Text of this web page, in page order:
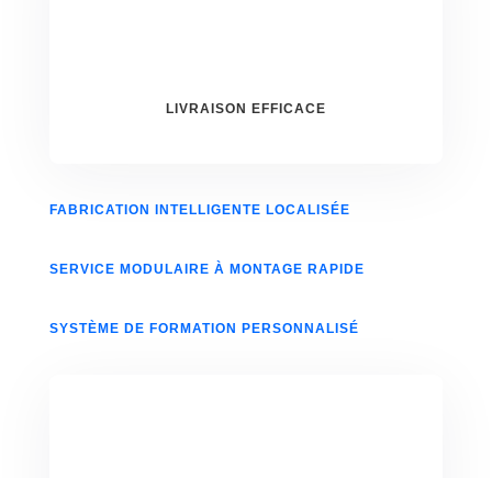
LIVRAISON EFFICACE
FABRICATION INTELLIGENTE LOCALISÉE
SERVICE MODULAIRE À MONTAGE RAPIDE
SYSTÈME DE FORMATION PERSONNALISÉ